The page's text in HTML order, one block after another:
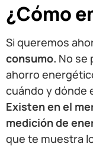
¿Cómo
Si queremos
consumo. No se
ahorro
cuándo y dónde
Existen en el
medición de
que te muestra